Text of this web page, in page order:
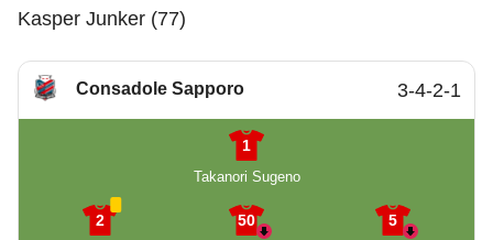
Kasper Junker (77)
Consadole Sapporo 3-4-2-1
1
Takanori Sugeno
2
50
5